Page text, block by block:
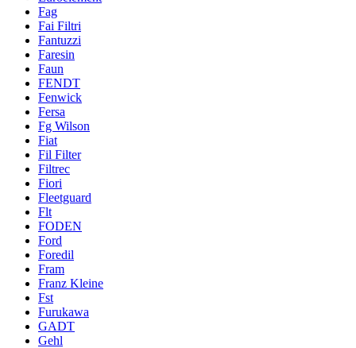
Fag
Fai Filtri
Fantuzzi
Faresin
Faun
FENDT
Fenwick
Fersa
Fg Wilson
Fiat
Fil Filter
Filtrec
Fiori
Fleetguard
Flt
FODEN
Ford
Foredil
Fram
Franz Kleine
Fst
Furukawa
GADT
Gehl